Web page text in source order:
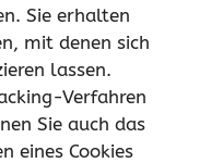
Sie erhalten
mit denen sich
lassen.
Verfahren
Sie auch das
eines Cookies